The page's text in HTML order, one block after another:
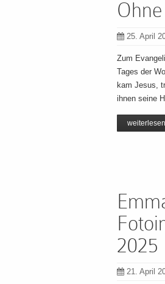
25. April
Zum
Tages der
kam Jesus,
ihnen seine
2025
21. April